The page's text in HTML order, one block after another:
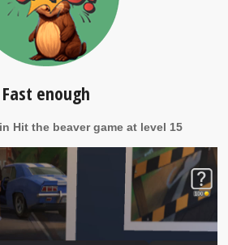
Fast enough
Hit the beaver game at level 15